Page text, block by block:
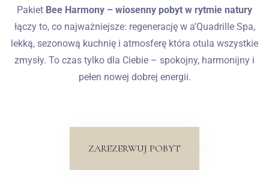
Pakiet Bee Harmony – wiosenny pobyt w rytmie natury
łączy to, co najważniejsze: regenerację w a’Quadrille Spa,
lekką, sezonową kuchnię i atmosferę która otula wszystkie
zmysły. To czas tylko dla Ciebie – spokojny, harmonijny i
pełen nowej dobrej energii.
ZAREZERWUJ POBYT